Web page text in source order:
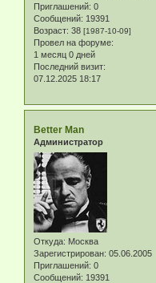
Приглашений: 0
Сообщений: 19391
Возраст: 38 [1987-10-09]
Провел на форуме:
1 месяц 0 дней
Последний визит:
07.12.2025 18:17
Better Man
Администратор
Откуда: Москва
Зарегистрирован: 05.06.2005
Приглашений: 0
Сообщений: 19391